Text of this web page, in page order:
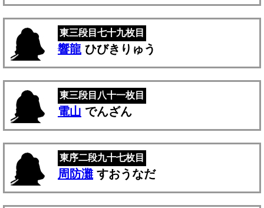
東三段目七十九枚目
響龍 ひびきりゅう
東三段目八十一枚目
電山 でんざん
東序二段九十七枚目
周防灘 すおうなだ